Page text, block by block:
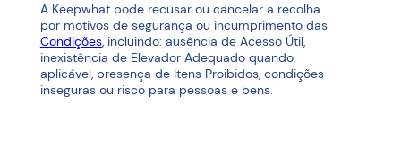
A Keepwhat pode recusar ou cancelar a recolha
por motivos de segurança ou incumprimento das
Condições, incluindo: ausência de Acesso Útil,
inexistência de Elevador Adequado quando
aplicável, presença de Itens Proibidos, condições
inseguras ou risco para pessoas e bens.